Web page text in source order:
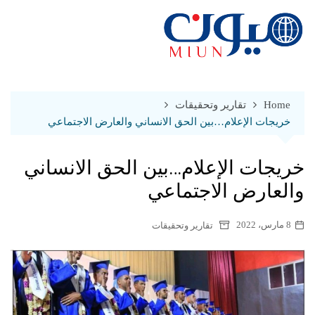
content
Home
تقارير وتحقيقات
خريجات الإعلام…بين الحق الانساني والعارض الاجتماعي
خريجات الإعلام…بين الحق الانساني
والعارض الاجتماعي
8 مارس، 2022 تقارير وتحقيقات